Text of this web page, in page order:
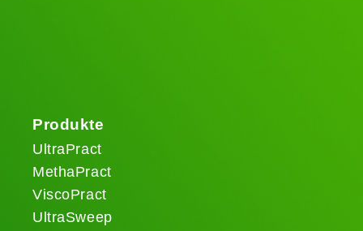
Produkte
UltraPract
MethaPract
ViscoPract
UltraSweep